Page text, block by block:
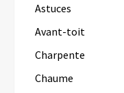
Astuces
Avant-toit
Charpente
Chaume